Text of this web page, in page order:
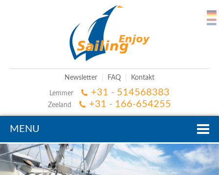
Newsletter FAQ Kontakt
Lemmer +31 - 514568383
Zeeland +31 - 166-654255
MENU